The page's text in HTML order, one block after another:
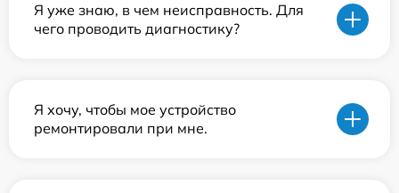
Я уже знаю, в чем неисправность. Для
чего проводить диагностику?
Я хочу, чтобы мое устройство
ремонтировали при мне.